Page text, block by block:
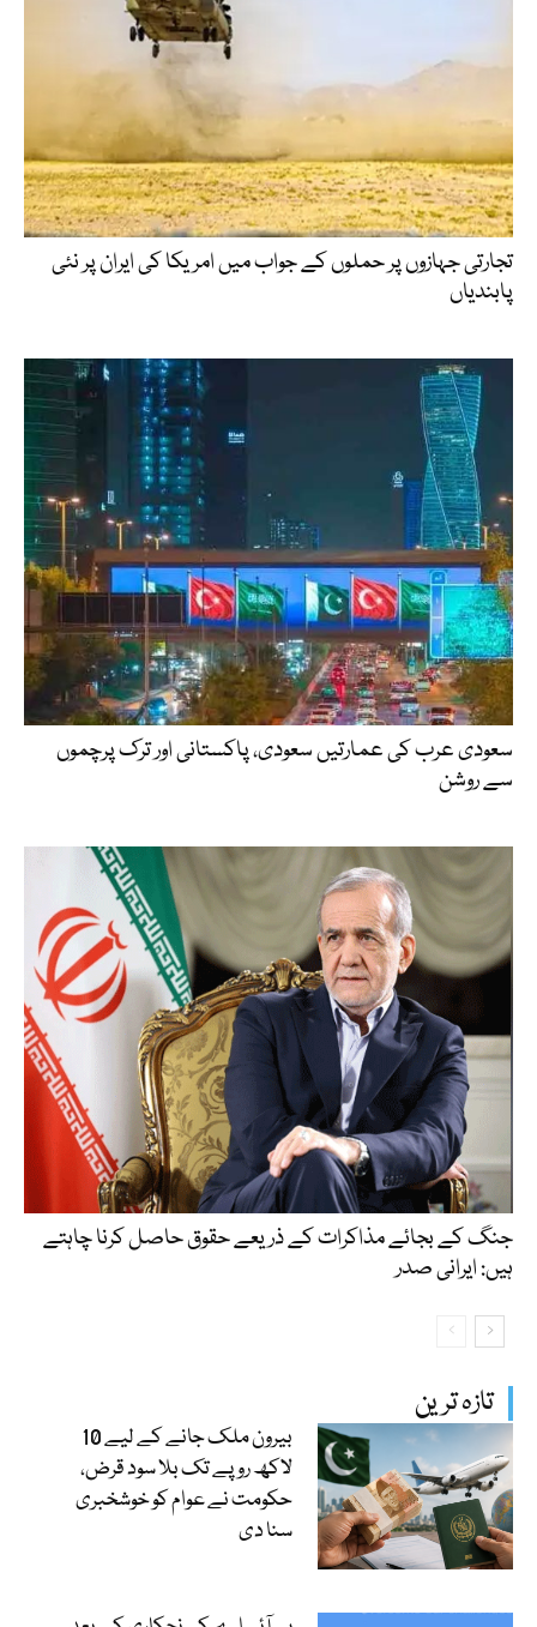
تازہ ترین
بیرون ملک جانے کے لیے 10
لاکھ روپے تک بلا سود قرض،
حکومت نے عوام کو خوشخبری
سنا دی
تجارتی جہازوں پر حملوں کے جواب میں امریکا کی ایران پر نئی
پابندیاں
سعودی عرب کی عمارتیں سعودی، پاکستانی اور ترک پرچموں
سے روشن
جنگ کے بجائے مذاکرات کے ذریعے حقوق حاصل کرنا چاہتے
ہیں: ایرانی صدر